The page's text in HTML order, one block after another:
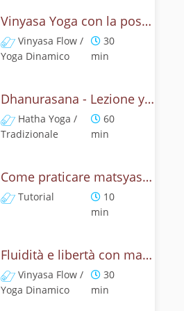
Vinyasa Yoga con la posizione dell' arco - Dhanurasana Flow
Vinyasa Flow /
Yoga Dinamico
30
min
Dhanurasana - Lezione yoga con la storia dell'arco
Hatha Yoga /
Tradizionale
60
min
Come praticare matsyasana, la posizione del pesce? Tutorial
Tutorial
10
min
Fluidità e libertà con matsyasana, la posizione del pesce
Vinyasa Flow /
Yoga Dinamico
30
min